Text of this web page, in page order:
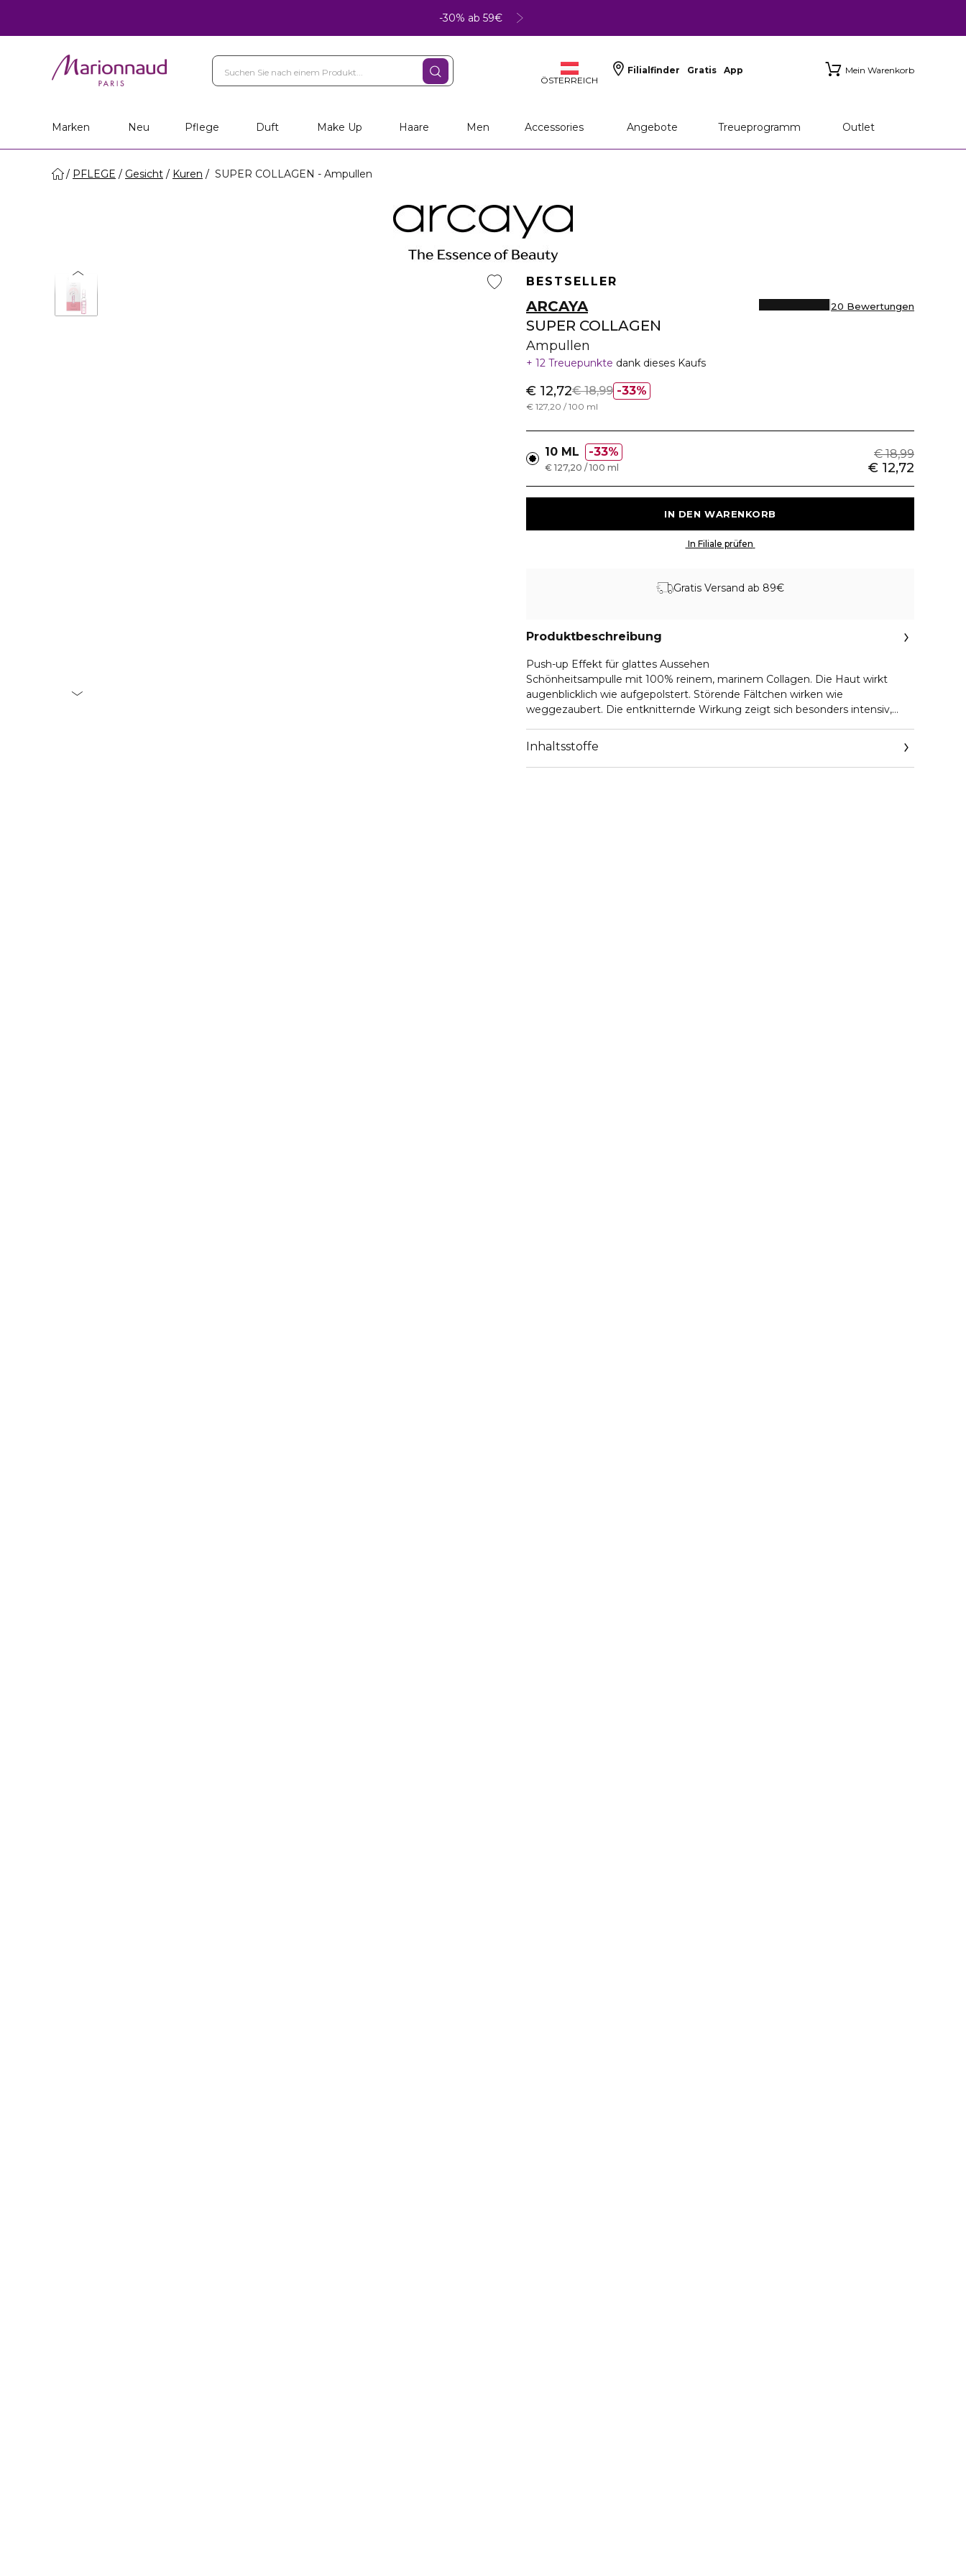
-30% ab 59€
ÖSTERREICH
Filialfinder Gratis App Mein Warenkorb
Marken Neu Pflege Duft Make Up Haare Men Accessories Angebote Treueprogramm Outlet
PFLEGE Gesicht Kuren SUPER COLLAGEN - Ampullen
BESTSELLER
ARCAYA
SUPER COLLAGEN
Ampullen
20 Bewertungen
12 Treuepunkte dank dieses Kaufs
33%
€ 12,72€ 18,99
€ 127,20 / 100 ml
10 ML 33% € 18,99
€ 12,72
€ 127,20 / 100 ml
Gratis Versand ab 89€
Produktbeschreibung
Push-up Effekt für glattes Aussehen
Schönheitsampulle mit 100% reinem, marinem Collagen. Die Haut wirkt
augenblicklich wie aufgepolstert. Störende Fältchen wirken wie
weggezaubert. Die entknitternde Wirkung zeigt sich besonders intensiv,
Das strahlende Aussehen zeigt sich für viele Tage.
Sehen Sie den Erfolg im Spiegel - spürbar prallere Haut!
Verwenden Sie eine Schönheitsampulle immer dann, wenn Sie Fältchen und
Inhaltsstoffe